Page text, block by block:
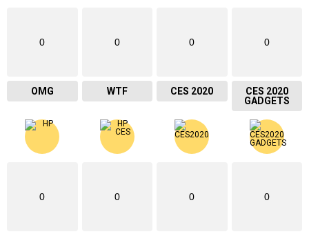
0
OMG
0
WTF
0
CES 2020
0
CES 2020
GADGETS
0 0 0 0